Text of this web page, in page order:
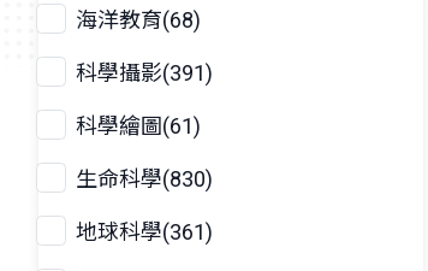
海洋教育(68)
科學攝影(391)
科學繪圖(61)
生命科學(830)
地球科學(361)